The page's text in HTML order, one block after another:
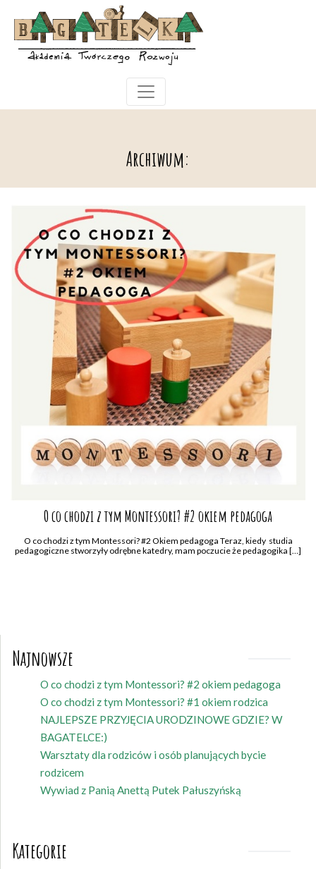
Archiwum:
O co chodzi z tym Montessori? #2 okiem pedagoga
O co chodzi z tym Montessori? #2 Okiem pedagoga Teraz, kiedy studia
pedagogiczne stworzyły odrębne katedry, mam poczucie że pedagogika […]
Najnowsze
O co chodzi z tym Montessori? #2 okiem pedagoga
O co chodzi z tym Montessori? #1 okiem rodzica
NAJLEPSZE PRZYJĘCIA URODZINOWE GDZIE? W
BAGATELCE:)
Warsztaty dla rodziców i osób planujących bycie
rodzicem
Wywiad z Panią Anettą Putek Pałuszyńską
Kategorie